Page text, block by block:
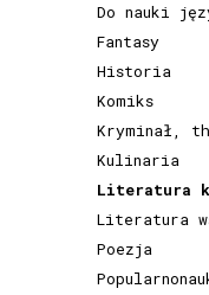
Do nauki
Fantasy
Historia
Komiks
Kryminał,
Kulinaria
Literatura
Literatura
Poezja